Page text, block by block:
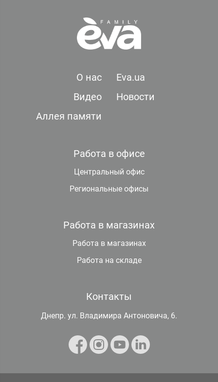
О нас
Eva.ua
Видео
Новости
Аллея памяти
Работа в офисе
Центральный офис
Региональные офисы
Работа в магазинах
Работа в магазинах
Работа на складе
Контакты
Днепр. ул. Владимира Антоновича, 6.